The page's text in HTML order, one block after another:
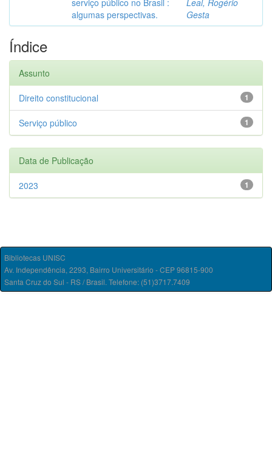
serviço público no Brasil :
algumas perspectivas.
Leal, Rogério
Gesta
Índice
Assunto
1
Direito constitucional
1
Serviço público
Data de Publicação
1
2023
Bibliotecas UNISC
Av. Independência, 2293, Bairro Universitário - CEP 96815-900
Santa Cruz do Sul - RS / Brasil. Telefone: (51)3717.7409